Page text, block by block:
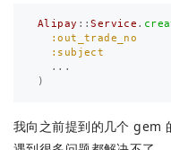
Alipay ::Service .
:out_trade_no
:subject
...
)
我向之前提到的几个 gem